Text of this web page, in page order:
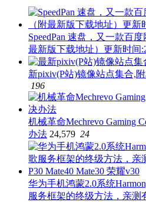
SpeedPan 速盘，又一款百
最新版下载地址）更新时间
新pixiv(P站)镜像站点集合,
196
机械革命Mechrevo Gaming
办法 24,579 24
华为手机鸿蒙2.0系统
服务框架的终级方法，亲测